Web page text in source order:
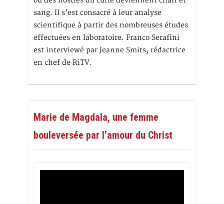
sang. Il s’est consacré à leur analyse
scientifique à partir des nombreuses études
effectuées en laboratoire. Franco Serafini
est interviewé par Jeanne Smits, rédactrice
en chef de RiTV.
Marie de Magdala, une femme
bouleversée par l’amour du Christ